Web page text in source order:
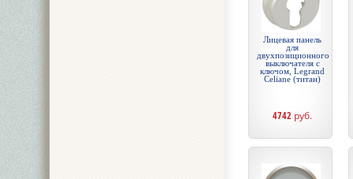
Лицевая панель
для
двухпозиционного
выключателя с
ключом, Legrand
Celiane (титан)
4742 руб.